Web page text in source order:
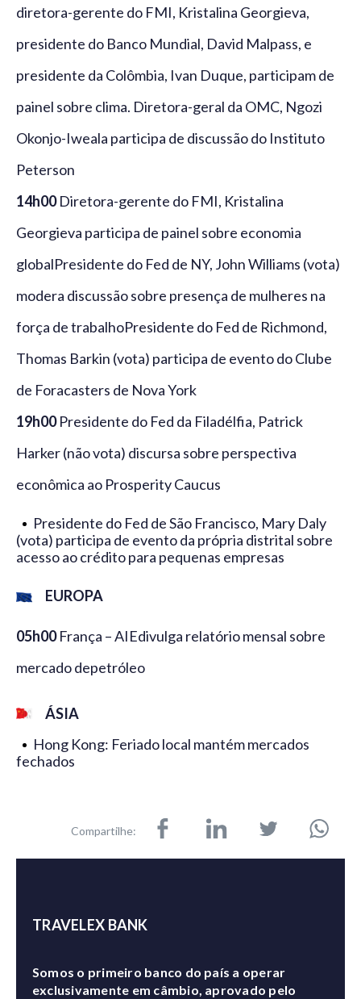
diretora-gerente do FMI, Kristalina Georgieva,
presidente do Banco Mundial, David Malpass, e
presidente da Colômbia, Ivan Duque, participam de
painel sobre clima. Diretora-geral da OMC, Ngozi
Okonjo-Iweala participa de discussão do Instituto
Peterson
14h00Diretora-gerente do FMI, Kristalina
Georgieva participa de painel sobre economia
globalPresidente do Fed de NY, John Williams (vota)
modera discussão sobre presença de mulheres na
força de trabalhoPresidente do Fed de Richmond,
Thomas Barkin (vota) participa de evento do Clube
de Foracasters de Nova York
19h00Presidente do Fed da Filadélfia, Patrick
Harker (não vota) discursa sobre perspectiva
econômica ao Prosperity Caucus
Presidente do Fed de São Francisco, Mary Daly
(vota) participa de evento da própria distrital sobre
acesso ao crédito para pequenas empresas
EUROPA
05h00França – AIEdivulga relatório mensal sobre
mercado depetróleo
ÁSIA
Hong Kong: Feriado local mantém mercados
fechados
Compartilhe:
TRAVELEX BANK
Somos o primeiro banco do país a operar
exclusivamente em câmbio, aprovado pelo